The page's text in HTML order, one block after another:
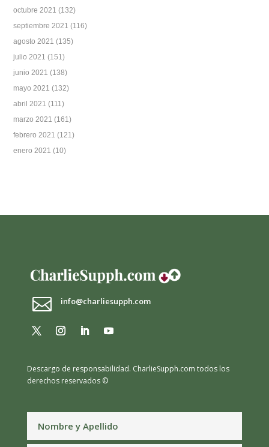
octubre 2021 (132)
septiembre 2021 (116)
agosto 2021 (135)
julio 2021 (151)
junio 2021 (138)
mayo 2021 (132)
abril 2021 (111)
marzo 2021 (161)
febrero 2021 (121)
enero 2021 (10)
 info@charliesupph.com
Descargo de responsabilidad. CharlieSupph.com todos los
derechos reservados ©